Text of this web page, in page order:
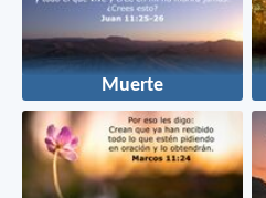
Muerte